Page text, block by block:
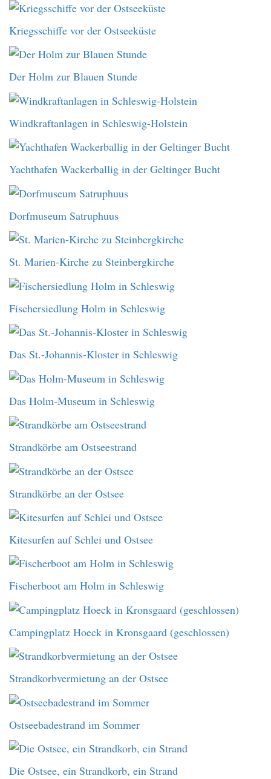
Kriegsschiffe vor der Ostseeküste
Der Holm zur Blauen Stunde
Windkraftanlagen in Schleswig-Holstein
Yachthafen Wackerballig in der Geltinger Bucht
Dorfmuseum Satruphuus
St. Marien-Kirche zu Steinbergkirche
Fischersiedlung Holm in Schleswig
Das St.-Johannis-Kloster in Schleswig
Das Holm-Museum in Schleswig
Strandkörbe am Ostseestrand
Strandkörbe an der Ostsee
Kitesurfen auf Schlei und Ostsee
Fischerboot am Holm in Schleswig
Campingplatz Hoeck in Kronsgaard (geschlossen)
Strandkorbvermietung an der Ostsee
Ostseebadestrand im Sommer
Die Ostsee, ein Strandkorb, ein Strand